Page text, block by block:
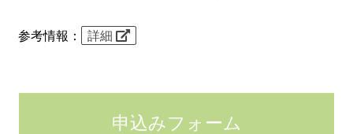
参考情報： 詳細
申込みフォーム